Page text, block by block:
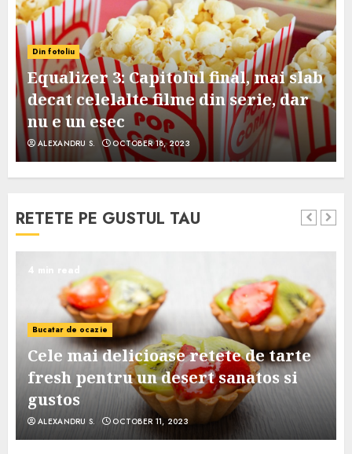
Din fotoliu
Equalizer 3: Capitolul final, mai slab
decat celelalte filme din serie, dar
nu e un esec
ALEXANDRU S. OCTOBER 18, 2023
RETETE PE GUSTUL TAU
4 min read
Bucatar de ocazie
Cele mai delicioase retete de tarte
fresh pentru un desert sanatos si
gustos
ALEXANDRU S. OCTOBER 11, 2023